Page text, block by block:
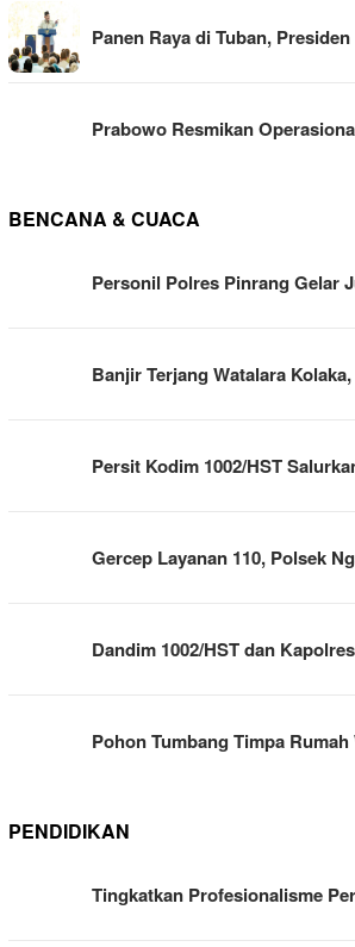
Panen Raya di Tuban,
Prabowo Resmikan
BENCANA & CUACA
Personil Polres Pinrang Gelar
Banjir Terjang Watalara
Persit Kodim 1002/HST
Gercep Layanan 110, Polsek
Dandim 1002/HST dan
Pohon Tumbang Timpa
PENDIDIKAN
Tingkatkan Profesionalisme